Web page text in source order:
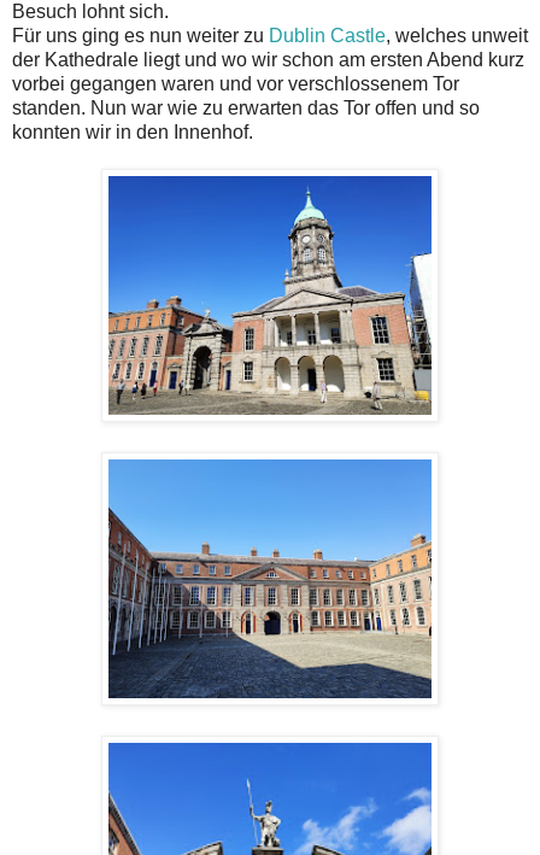
Besuch lohnt sich.
Für uns ging es nun weiter zu Dublin Castle, welches unweit
der Kathedrale liegt und wo wir schon am ersten Abend kurz
vorbei gegangen waren und vor verschlossenem Tor
standen. Nun war wie zu erwarten das Tor offen und so
konnten wir in den Innenhof.